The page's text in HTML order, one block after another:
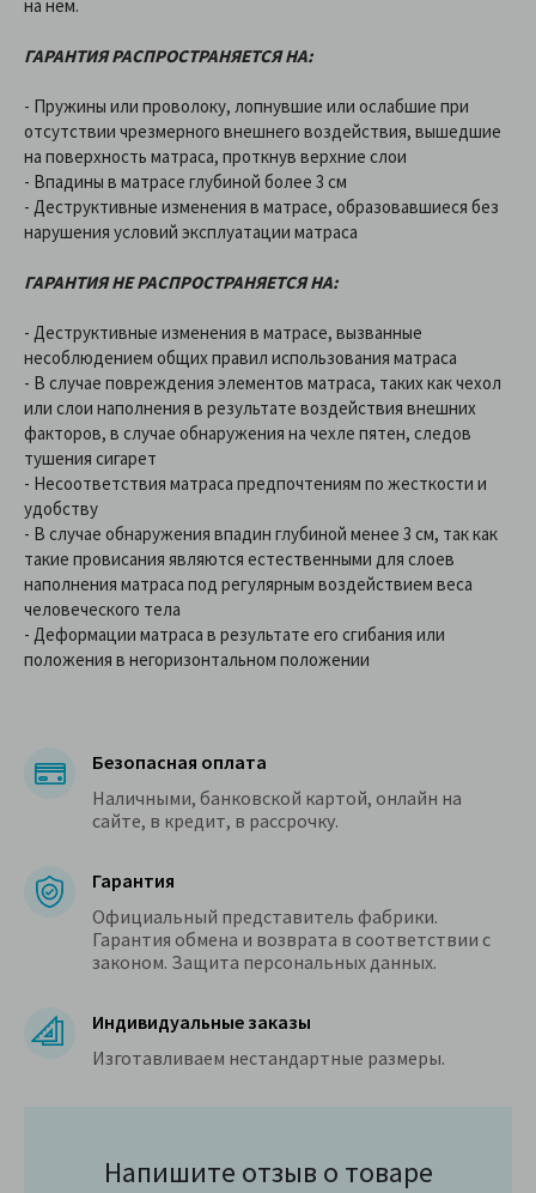
на нем.
ГАРАНТИЯ РАСПРОСТРАНЯЕТСЯ НА:
- Пружины или проволоку, лопнувшие или ослабшие при
отсутствии чрезмерного внешнего воздействия, вышедшие
на поверхность матраса, проткнув верхние слои
- Впадины в матрасе глубиной более 3 см
- Деструктивные изменения в матрасе, образовавшиеся без
нарушения условий эксплуатации матраса
ГАРАНТИЯ НЕ РАСПРОСТРАНЯЕТСЯ НА:
- Деструктивные изменения в матрасе, вызванные
несоблюдением общих правил использования матраса
- В случае повреждения элементов матраса, таких как чехол
или слои наполнения в результате воздействия внешних
факторов, в случае обнаружения на чехле пятен, следов
тушения сигарет
- Несоответствия матраса предпочтениям по жесткости и
удобству
- В случае обнаружения впадин глубиной менее 3 см, так как
такие провисания являются естественными для слоев
наполнения матраса под регулярным воздействием веса
человеческого тела
- Деформации матраса в результате его сгибания или
положения в негоризонтальном положении
Безопасная оплата
Наличными, банковской картой, онлайн на
сайте, в кредит, в рассрочку.
Гарантия
Официальный представитель фабрики.
Гарантия обмена и возврата в соответствии с
законом. Защита персональных данных.
Индивидуальные заказы
Изготавливаем нестандартные размеры.
Напишите отзыв о товаре